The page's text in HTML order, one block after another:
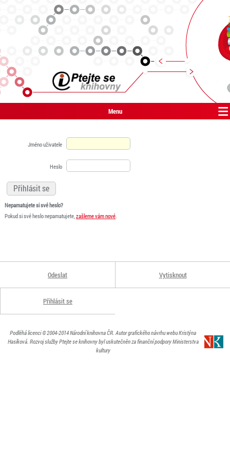
Menu
Jméno uživatele
Heslo
Nepamatujete si své heslo?
Pokud si své heslo nepamatujete,zašleme vám nové.
Odeslat Vytisknout
Přihlásit se
Podléhá licenci© 2004-2014Národní knihovna ČR. Autor grafického návrhu webu Kristýna
Hasíková. Rozvoj služby Ptejte se knihovny byl uskutečněn za finanční podpory Ministerstva
kultury